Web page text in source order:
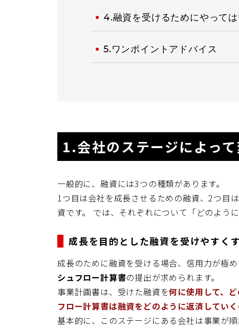
4.融資を受けるためにやって
5.ワンポイントアドバイス
1.会社のステージによっ
一般的に、融資には3つの種類があります。
1つ目は会社を成長させるための融資、2つ目
資です。 では、それぞれについて「どのよう
成長を目的とした融資を受けやすく
成長のために融資を受ける場合、信用力が極
シュフロー計算書の提出が求められます。
事業計画書は、受けた融資を何に使用して、
フロー計算書は融資をどのように返済してい
基本的に、このステージにある会社は事業が